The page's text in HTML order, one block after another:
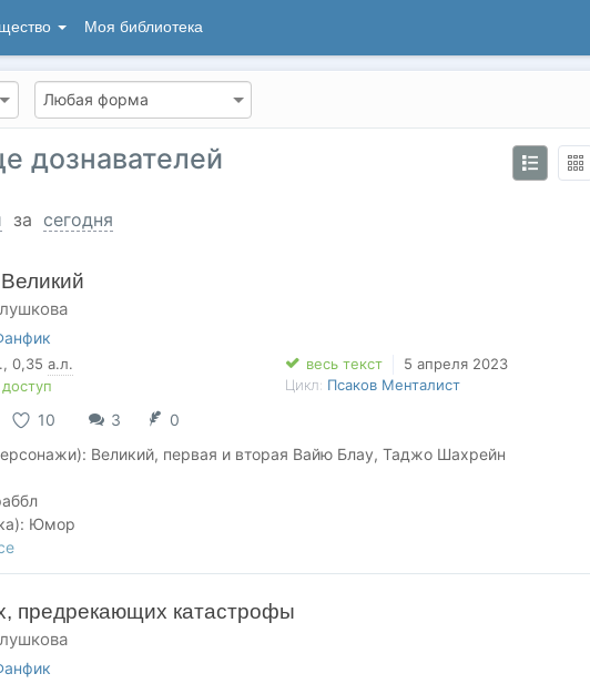
Моя библиотека
дознавателей
за сегодня
, 0,35 а.л.
весь текст
5 апреля 2023
Цикл: Псаков Менталист
10 3
0
Великий, первая и вторая Вайю Блау, Таджо Шахрейн
Юмор
старается. Но когда это Вайю Блау действовала согласно плану?
предрекающих катастрофы